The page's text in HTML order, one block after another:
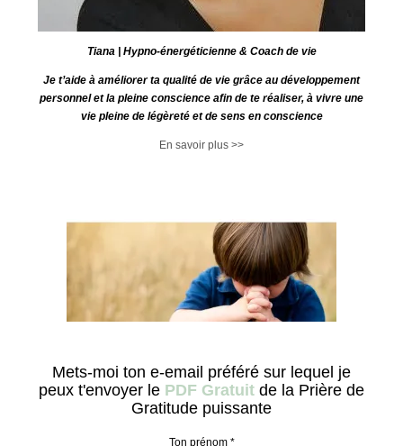
Tiana | Hypno-énergéticienne & Coach de vie
Je t’aide à améliorer ta qualité de vie grâce au développement
personnel et la pleine conscience afin de te réaliser, à vivre une
vie pleine de légèreté et de sens en conscience
Mets-moi ton e-email préféré sur lequel je
peux t'envoyer lePDF Gratuit de la Prière de
Gratitude puissante